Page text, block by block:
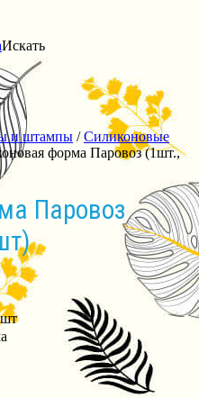
Искать
и штампы /Силиконовые
форма Паровоз (1шт.,
Паровоз